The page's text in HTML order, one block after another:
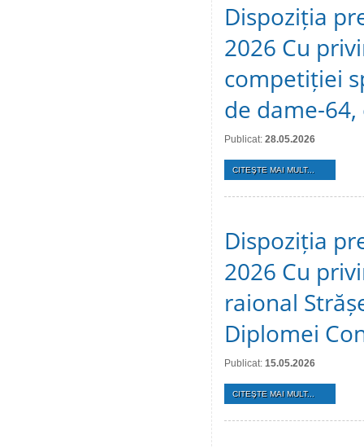
Dispoziția
2026 Cu
competiției
de dame-64,
Publicat: 28.05.2026
CITEŞTE MAI MULT...
Dispoziția
2026 Cu
raional
Diplomei
Publicat: 15.05.2026
CITEŞTE MAI MULT...